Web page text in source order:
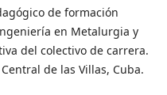
de formación
en Metalurgia y
del colectivo de carrera.
de las Villas, Cuba.